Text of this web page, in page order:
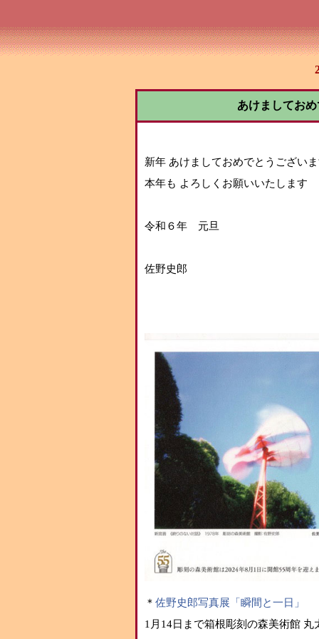
あけましてお
新年 あけましておめでとうござい
本年も よろしくお願いいたします
令和６年 元旦
佐野史郎
＊ 佐野史郎写真展「瞬間と一日」
1月14日まで箱根彫刻の森美術館